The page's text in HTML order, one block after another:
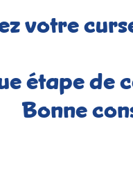
votre
étape de
Bonne